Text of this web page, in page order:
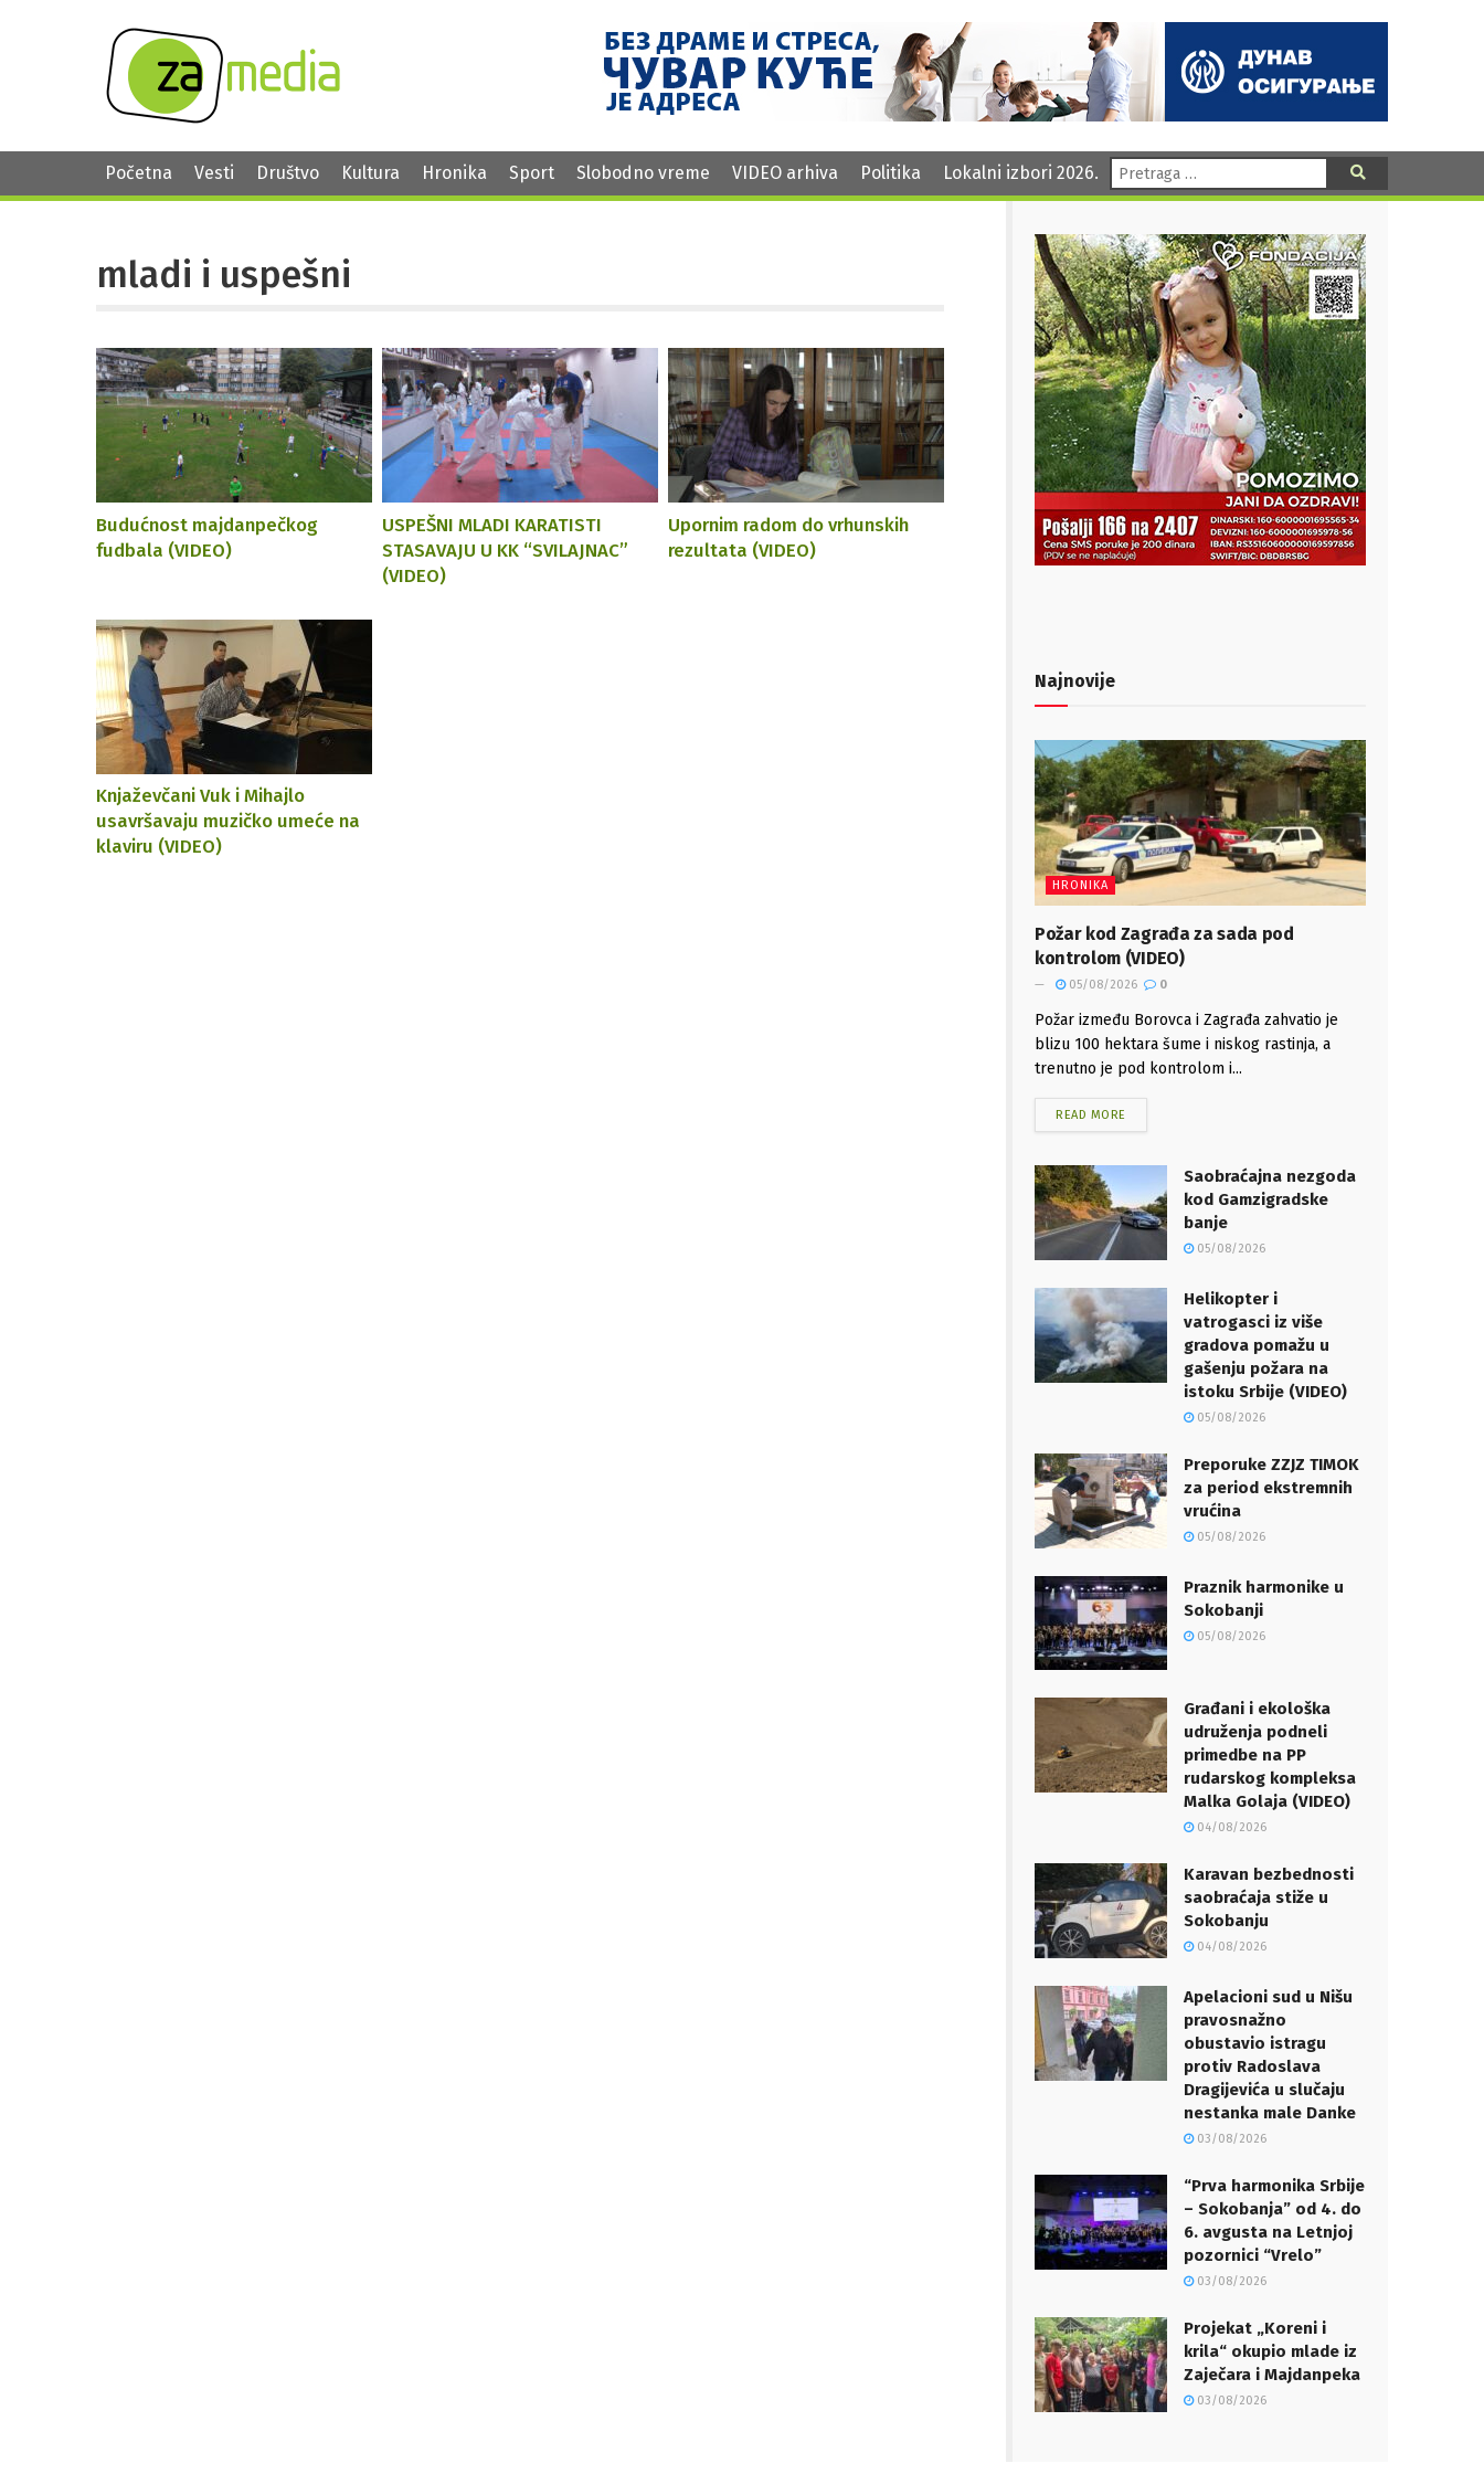
Početna Vesti Društvo Kultura Hronika Sport Slobodno vreme VIDEO arhiva Politika Lokalni izbori 2026. Pretraga:
mladi i uspešni
Budućnost majdanpečkog
fudbala (VIDEO)
USPEŠNI MLADI KARATISTI
STASAVAJU U KK “SVILAJNAC”
(VIDEO)
Upornim radom do vrhunskih
rezultata (VIDEO)
Knjaževčani Vuk i Mihajlo
usavršavaju muzičko umeće na
klaviru (VIDEO)
Najnovije
HRONIKA
Požar kod Zagrađa za sada pod
kontrolom (VIDEO)
05/08/2026 0
Požar između Borovca i Zagrađa zahvatio je
blizu 100 hektara šume i niskog rastinja, a
trenutno je pod kontrolom i...
READ MORE
Saobraćajna nezgoda
kod Gamzigradske
banje
05/08/2026
Helikopter i
vatrogasci iz više
gradova pomažu u
gašenju požara na
istoku Srbije (VIDEO)
05/08/2026
Preporuke ZZJZ TIMOK
za period ekstremnih
vrućina
05/08/2026
Praznik harmonike u
Sokobanji
05/08/2026
Građani i ekološka
udruženja podneli
primedbe na PP
rudarskog kompleksa
Malka Golaja (VIDEO)
04/08/2026
Karavan bezbednosti
saobraćaja stiže u
Sokobanju
04/08/2026
Apelacioni sud u Nišu
pravosnažno
obustavio istragu
protiv Radoslava
Dragijevića u slučaju
nestanka male Danke
03/08/2026
“Prva harmonika Srbije
– Sokobanja” od 4. do
6. avgusta na Letnjoj
pozornici “Vrelo”
03/08/2026
Projekat „Koreni i
krila“ okupio mlade iz
Zaječara i Majdanpeka
03/08/2026